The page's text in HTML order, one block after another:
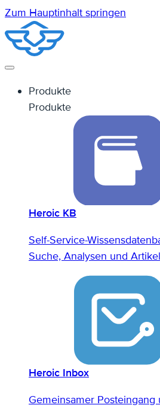
Zum Hauptinhalt springen
Produkte
Produkte
Heroic KB
Self-Service-
Suche, Analysen und
Heroic Inbox
Gemeinsamer